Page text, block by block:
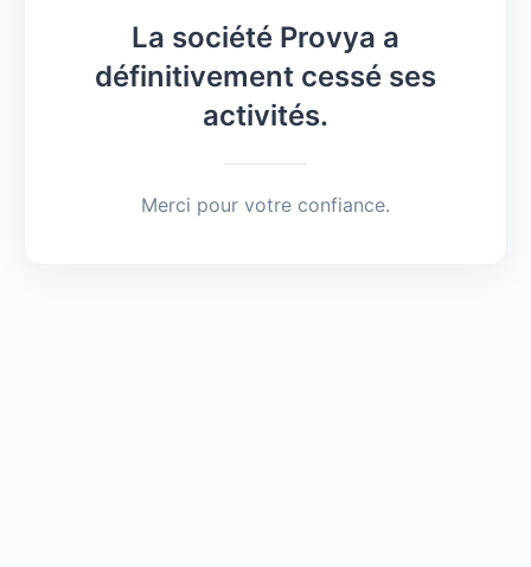
La société Provya a
définitivement cessé ses
activités.
Merci pour votre confiance.